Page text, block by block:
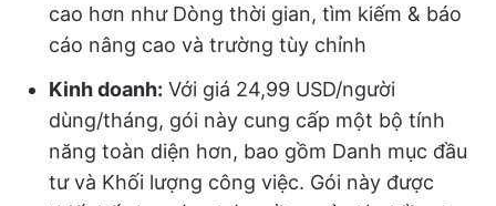
cao hơn như Dòng thời gian, tìm kiếm & báo
cáo nâng cao và trường tùy chỉnh
Kinh doanh: Với giá 24,99 USD/người
dùng/tháng, gói này cung cấp một bộ tính
năng toàn diện hơn, bao gồm Danh mục đầu
tư và Khối lượng công việc. Gói này được